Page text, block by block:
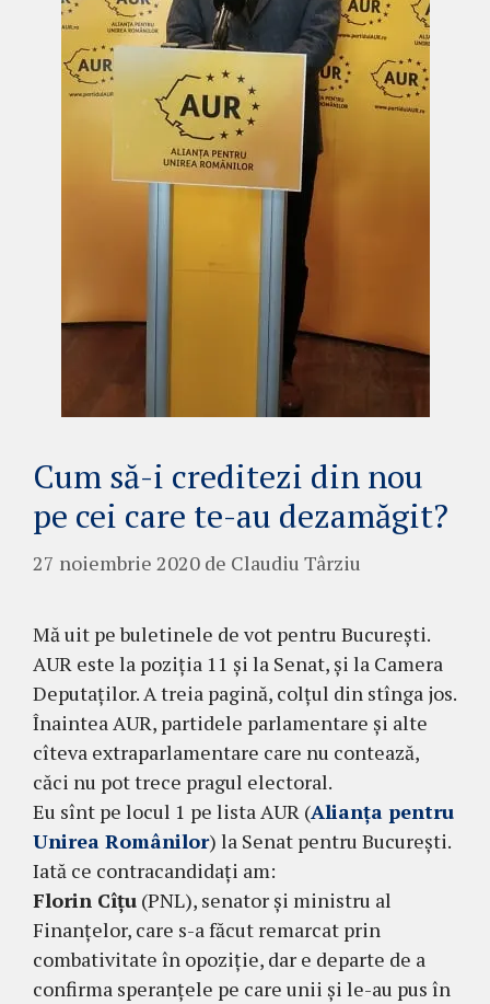
Cum să-i creditezi din nou
pe cei care te-au dezamăgit?
27 noiembrie 2020 de Claudiu Târziu
Mă uit pe buletinele de vot pentru București.
AUR este la poziția 11 și la Senat, și la Camera
Deputaților. A treia pagină, colțul din stînga jos.
Înaintea AUR, partidele parlamentare și alte
cîteva extraparlamentare care nu contează,
căci nu pot trece pragul electoral.
Eu sînt pe locul 1 pe lista AUR (Alianța pentru
Unirea Românilor) la Senat pentru București.
Iată ce contracandidați am:
Florin Cîțu (PNL), senator și ministru al
Finanțelor, care s-a făcut remarcat prin
combativitate în opoziție, dar e departe de a
confirma speranțele pe care unii și le-au pus în